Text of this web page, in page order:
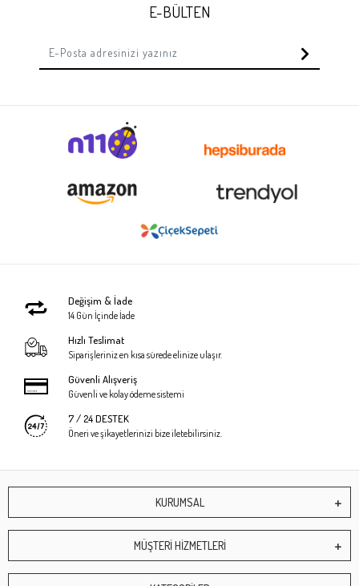
E-BÜLTEN
Değişim & İade
14 Gün İçinde İade
Hızlı Teslimat
Siparişleriniz en kısa sürede elinize ulaşır.
Güvenli Alışveriş
Güvenli ve kolay ödeme sistemi
7 / 24 DESTEK
Öneri ve şikayetlerinizi bize iletebilirsiniz.
KURUMSAL
MÜŞTERİ HİZMETLERİ